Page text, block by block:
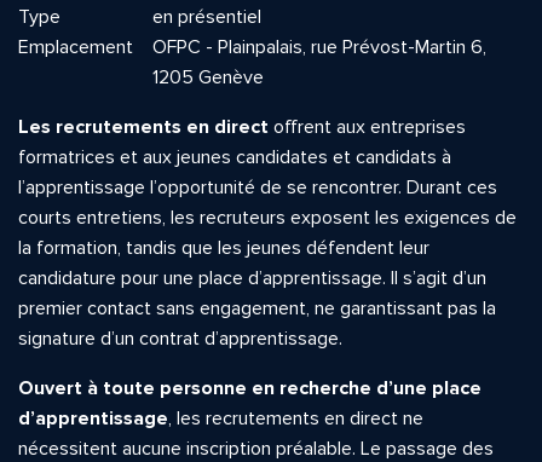
Type
en présentiel
Emplacement
OFPC - Plainpalais, rue Prévost-Martin 6,
1205 Genève
Les recrutements en direct offrent aux entreprises
formatrices et aux jeunes candidates et candidats à
l’apprentissage l’opportunité de se rencontrer. Durant ces
courts entretiens, les recruteurs exposent les exigences de
la formation, tandis que les jeunes défendent leur
candidature pour une place d’apprentissage. Il s’agit d’un
premier contact sans engagement, ne garantissant pas la
signature d’un contrat d’apprentissage.
Ouvert à toute personne en recherche d’une place
d’apprentissage, les recrutements en direct ne
nécessitent aucune inscription préalable. Le passage des